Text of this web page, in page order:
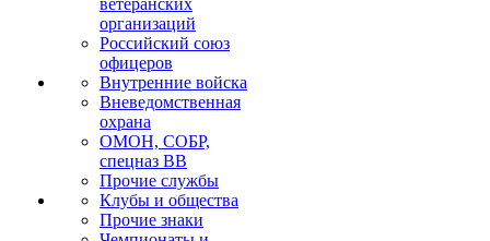
ветеранских
организаций
Российский союз
офицеров
Внутренние войска
Вневедомственная
охрана
ОМОН, СОБР,
спецназ ВВ
Прочие службы
Клубы и общества
Прочие знаки